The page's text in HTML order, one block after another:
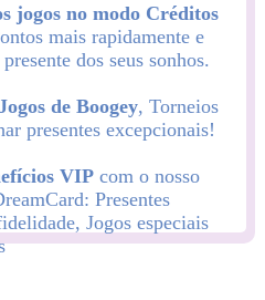
jogos no modo Créditos
mais rapidamente e
dos seus sonhos.
de Boogey, Torneios
presentes excepcionais!
VIP com o nosso
Presentes
Jogos especiais